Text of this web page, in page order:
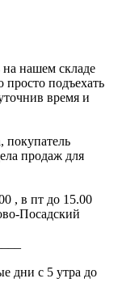
нашем складе
просто подъехать
время и
покупатель
продаж для
, в пт до 15.00
Посадский
дни с 5 утра до